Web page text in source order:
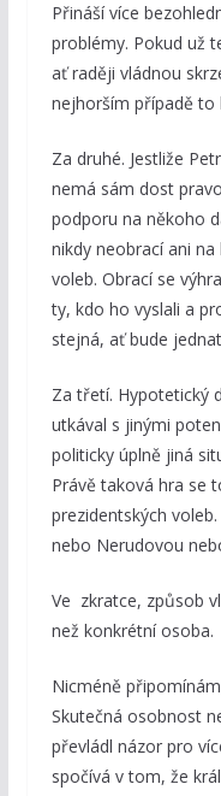
Přináší více
problémy. Pokud už
ať raději vládnou
nejhorším případě to
Za druhé. Jestliže
nemá sám dost
podporu na někoho
nikdy neobrací ani
voleb. Obrací se
ty, kdo ho vyslali a
stejná, ať bude
Za třetí. Hypotetický
utkával s jinými
politicky úplně jiná
Právě taková hra se
prezidentských
nebo Nerudovou
Ve zkratce, způsob
než konkrétní osoba.
Nicméně
Skutečná osobnost
převládl názor pro
spočívá v tom, že